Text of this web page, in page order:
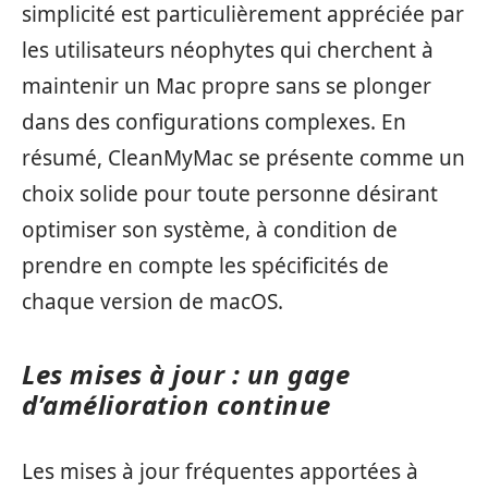
simplicité est particulièrement appréciée par
les utilisateurs néophytes qui cherchent à
maintenir un Mac propre sans se plonger
dans des configurations complexes. En
résumé, CleanMyMac se présente comme un
choix solide pour toute personne désirant
optimiser son système, à condition de
prendre en compte les spécificités de
chaque version de macOS.
Les mises à jour : un gage
d’amélioration continue
Les mises à jour fréquentes apportées à